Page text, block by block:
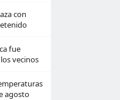
con
fue
vecinos
agosto